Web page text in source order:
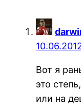
Вот я
это
или на